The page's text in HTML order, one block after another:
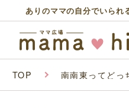
ありのママの自分でいられ
TOP 南南東ってどっ